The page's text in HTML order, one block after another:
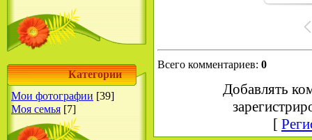
Категории
Мои фотографии [39]
Моя семья [7]
Всего комментариев: 0
Добавлять
[